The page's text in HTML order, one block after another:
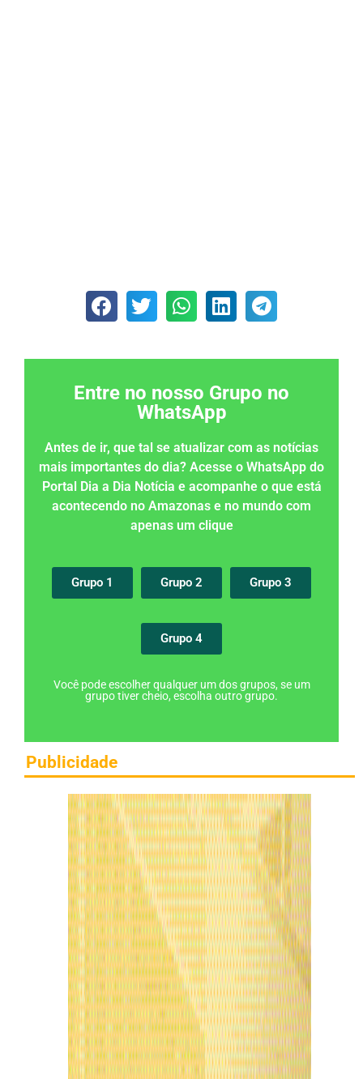
Entre no nosso Grupo no
WhatsApp
Antes de ir, que tal se atualizar com as notícias
mais importantes do dia? Acesse o WhatsApp do
Portal Dia a Dia Notícia e acompanhe o que está
acontecendo no Amazonas e no mundo com
apenas um clique
Grupo 1 Grupo 2 Grupo 3
Grupo 4
Você pode escolher qualquer um dos grupos, se um
grupo tiver cheio, escolha outro grupo.
Publicidade